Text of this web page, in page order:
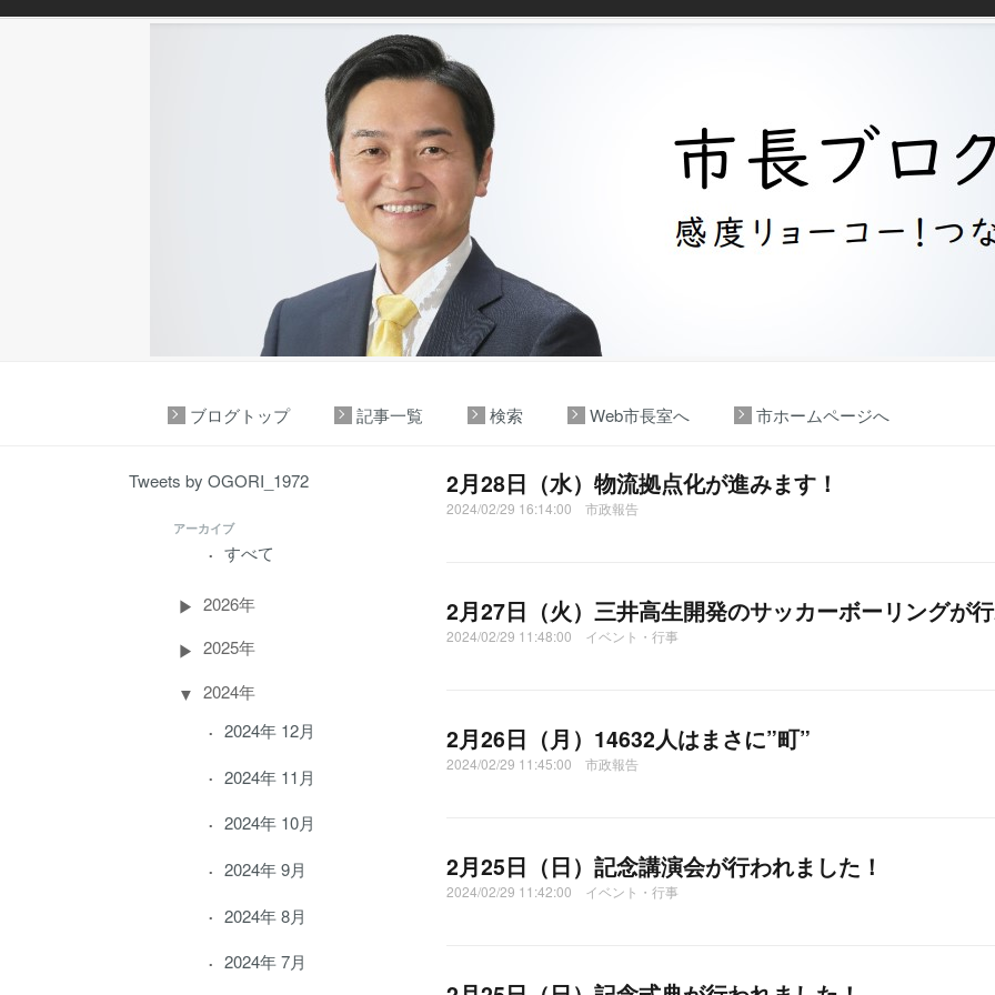
ブログトップ 記事一覧 検索 Web市長室へ 市ホームページへ
Tweets by OGORI_1972
アーカイブ
すべて
2026年
2025年
2024年
2024年 12月
2024年 11月
2024年 10月
2024年 9月
2024年 8月
2024年 7月
2月28日（水）物流拠点化が進みます！
2024/02/29 16:14:00 市政報告
2月27日（火）三井高生開発のサッカーボーリングが
2024/02/29 11:48:00 イベント・行事
2月26日（月）14632人はまさに”町”
2024/02/29 11:45:00 市政報告
2月25日（日）記念講演会が行われました！
2024/02/29 11:42:00 イベント・行事